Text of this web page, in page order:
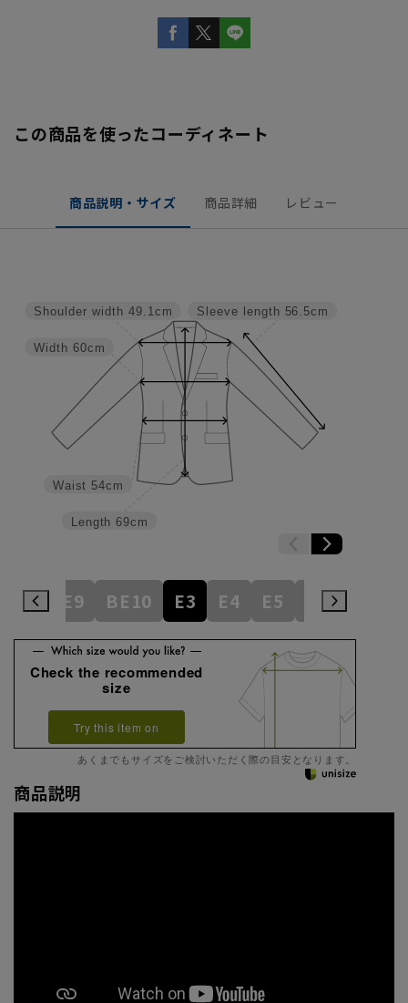
この商品を使ったコーディネート
商品説明・サイズ 商品詳細 レビュー
Sleeve length 56.5cm
Length 69cm
Waist 54cm
Width 60cm
Shoulder width 49.1cm
BE9 BE10 E3 E4 E5 E6
Check the recommended
size
Try this item on
あくまでもサイズをご検討いただく際の目安となります。
商品説明